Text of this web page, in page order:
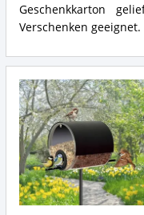
Geschenkkarton
Verschenken geeignet.